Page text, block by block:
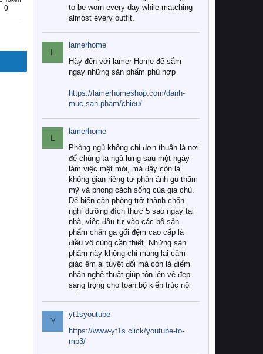
0
to be worn every day while matching
almost every outfit.
L
lamerhome
Hãy đến với lamer Home để sắm
ngay những sản phẩm phù hợp
https://lamerhomeshop.com/danh-
muc-san-pham/chieu/
L
lamerhome
Phòng ngủ không chỉ đơn thuần là nơi
để chúng ta ngả lưng sau một ngày
làm việc mệt mỏi, mà đây còn là
không gian riêng tư phản ánh gu thẩm
mỹ và phong cách sống của gia chủ.
Để biến căn phòng trở thành chốn
nghỉ dưỡng đích thực 5 sao ngay tại
nhà, việc đầu tư vào các bộ sản
phẩm chăn ga gối đệm cao cấp là
điều vô cùng cần thiết. Những sản
phẩm này không chỉ mang lại cảm
giác êm ái tuyệt đối mà còn là điểm
nhấn nghệ thuật giúp tôn lên vẻ đẹp
sang trọng cho toàn bộ kiến trúc nội
Tuy nhiên, giữa thị trường đa dạng
với vô vàn thương hiệu và mẫu mã
như hiện nay, làm thế nào để chọn
được những bộ chăn ga gối đệm cao
Y
yt1syoutube
https://www-yt1s.click/youtube-to-
mp3/